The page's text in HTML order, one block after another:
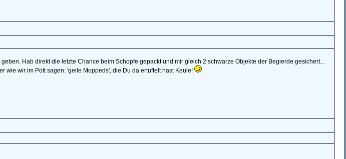
Hab direkt die letzte Chance beim Schopfe gepackt und mir gleich 2 schwarze Objekte der Begierde gesichert...
wie wir im Pott sagen: 'geile Moppeds', die Du da ertüftelt hast Keule!